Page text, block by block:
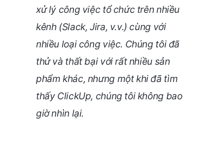
xử lý công việc tổ chức trên nhiều
kênh (Slack, Jira, v.v.) cùng với
nhiều loại công việc. Chúng tôi đã
thử và thất bại với rất nhiều sản
phẩm khác, nhưng một khi đã tìm
thấy ClickUp, chúng tôi không bao
giờ nhìn lại.